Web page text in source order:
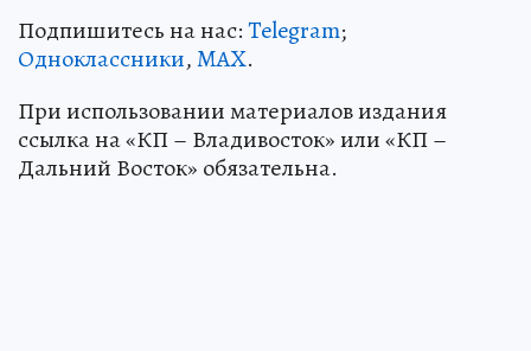
Подпишитесь на нас:Telegram;
Одноклассники,MAX.
При использовании материалов издания
ссылка на «КП – Владивосток» или «КП –
Дальний Восток» обязательна.